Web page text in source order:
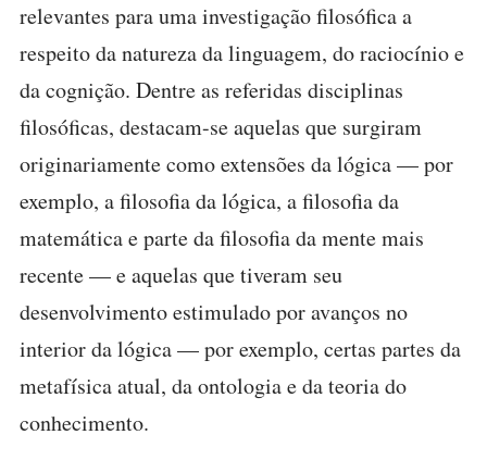
relevantes para uma investigação filosófica a
respeito da natureza da linguagem, do raciocínio e
da cognição. Dentre as referidas disciplinas
filosóficas, destacam-se aquelas que surgiram
originariamente como extensões da lógica — por
exemplo, a filosofia da lógica, a filosofia da
matemática e parte da filosofia da mente mais
recente — e aquelas que tiveram seu
desenvolvimento estimulado por avanços no
interior da lógica — por exemplo, certas partes da
metafísica atual, da ontologia e da teoria do
conhecimento.